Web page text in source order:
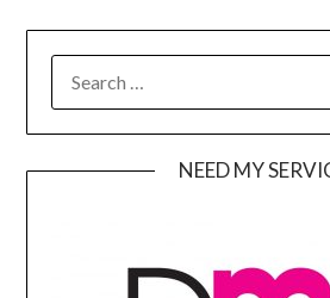
FOR:
NEED MY